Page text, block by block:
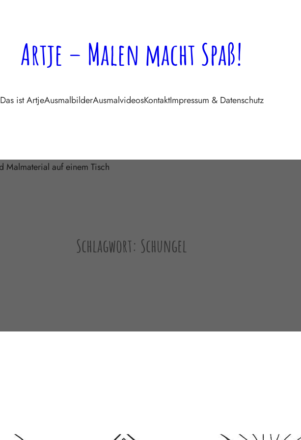
Artje – Malen macht Spaß!
Das ist ArtjeAusmalbilderAusmalvideosKontaktImpressum & Datenschutz
Schlagwort: Schungel